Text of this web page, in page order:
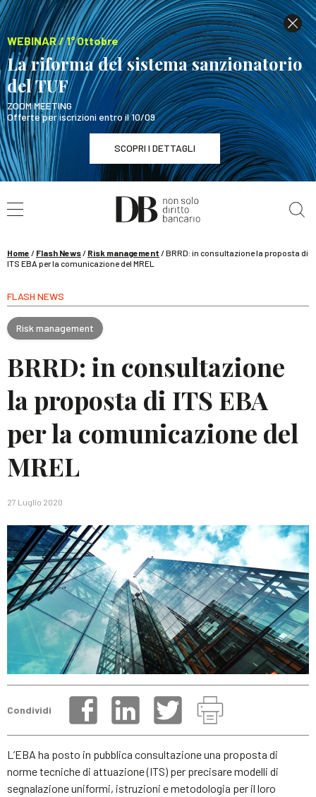
WEBINAR / 1° Ottobre
La riforma del sistema sanzionatorio
del TUF
ZOOM MEETING
Offerte per iscrizioni entro il 10/09
SCOPRI I DETTAGLI
WEBINAR / 1° Ottobre
La riforma del sistema sanzionatorio del TUF
Home / Flash News/ Risk management /BRRD: in consultazione la proposta di
ITS EBA per la comunicazione del MREL
FLASH NEWS
Risk management
BRRD: in consultazione
la proposta di ITS EBA
per la comunicazione del
MREL
27 Luglio 2020
Condividi
L’EBA ha posto in pubblica consultazione una proposta di
norme tecniche di attuazione (ITS) per precisare modelli di
segnalazione uniformi, istruzioni e metodologia per il loro